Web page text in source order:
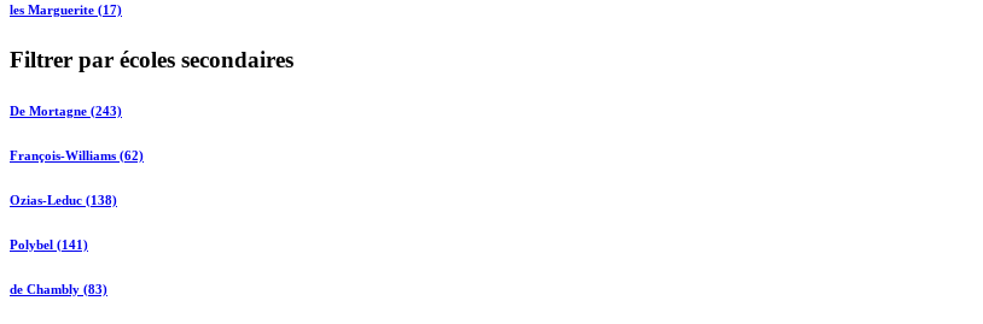
les Marguerite (17)
Filtrer par écoles secondaires
De Mortagne (243)
François-Williams (62)
Ozias-Leduc (138)
Polybel (141)
de Chambly (83)